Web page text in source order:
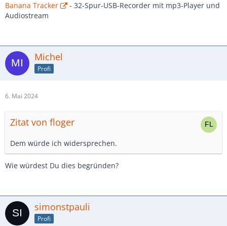
Banana Tracker
- 32-Spur-USB-Recorder mit mp3-Player und
Audiostream
Michel
Profi
6. Mai 2024
Zitat von floger
Dem würde ich widersprechen.
Wie würdest Du dies begründen?
simonstpauli
Profi